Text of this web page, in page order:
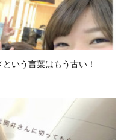
いう言葉はもう古い！